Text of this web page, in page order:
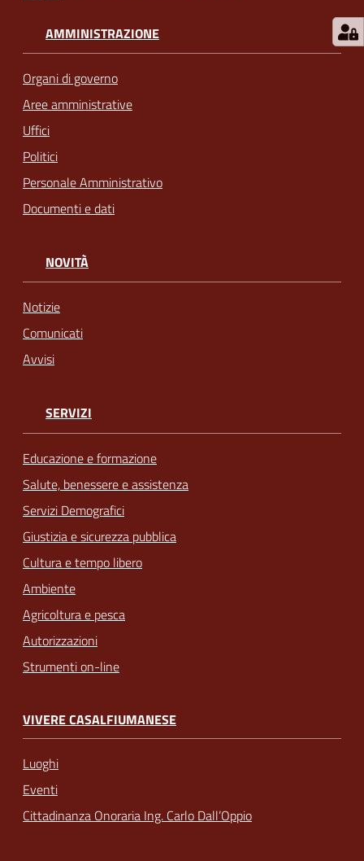
AMMINISTRAZIONE
Organi di governo
Aree amministrative
Uffici
Politici
Personale Amministrativo
Documenti e dati
NOVITÀ
Notizie
Comunicati
Avvisi
SERVIZI
Educazione e formazione
Salute, benessere e assistenza
Servizi Demografici
Giustizia e sicurezza pubblica
Cultura e tempo libero
Ambiente
Agricoltura e pesca
Autorizzazioni
Strumenti on-line
VIVERE CASALFIUMANESE
Luoghi
Eventi
Cittadinanza Onoraria Ing. Carlo Dall’Oppio